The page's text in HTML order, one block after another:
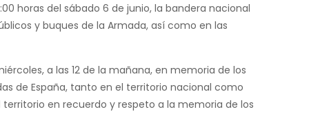
horas del sábado 6 de junio, la bandera nacional
y buques de la Armada, así como en las
a las 12 de la mañana, en memoria de los
de España, tanto en el territorio nacional como
en recuerdo y respeto a la memoria de los